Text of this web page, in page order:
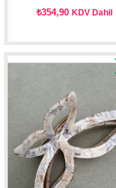
₺354,90KDV Dahil